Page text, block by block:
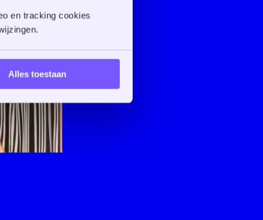
en tracking cookies
Alles toestaan